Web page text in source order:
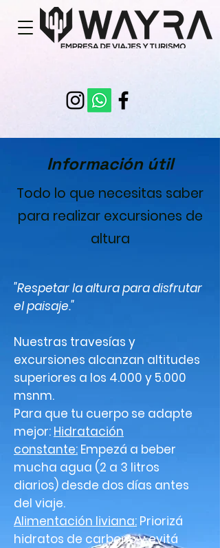
Información útil
Todo lo que necesitas saber
para realizar excursiones de
altura
"Respetar la altura para disfrutar
el paisaje."
Nuestras travesías y
excursiones alcanzan altitudes
superiores a los 4.000 y 5.000
msnm.
Para que tu cuerpo se adapte
mejor: Hidratación
constante: Empezá a beber
mucha agua (2 a 3 litros
diarios) desde dos días antes
del viaje.
Alimentación liviana: Priorizá
hidratos de carbono y evitá